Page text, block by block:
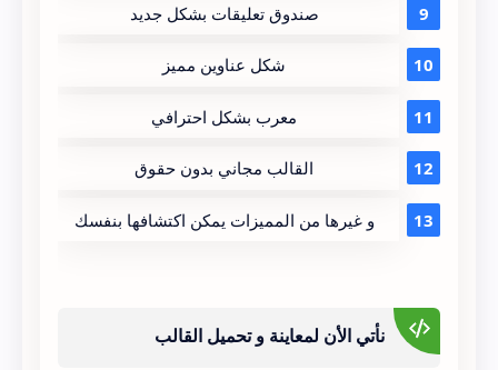
صندوق تعليقات بشكل جديد
شكل عناوين مميز
معرب بشكل احترافي
القالب مجاني بدون حقوق
و غيرها من المميزات يمكن اكتشافها بنفسك
نأتي الأن لمعاينة و تحميل القالب